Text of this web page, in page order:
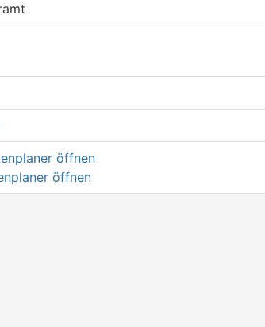
öffnen
öffnen